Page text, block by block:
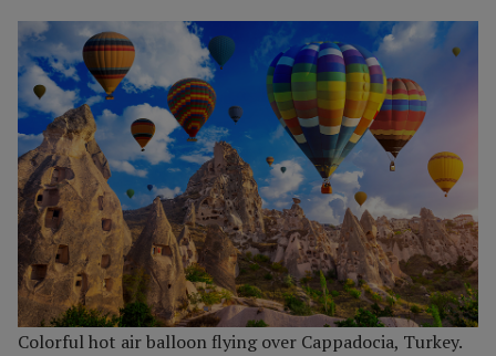
Colorful hot air balloon flying over Cappadocia, Turkey.